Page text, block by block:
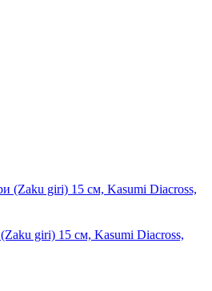
giri) 15 см, Kasumi Diacross,